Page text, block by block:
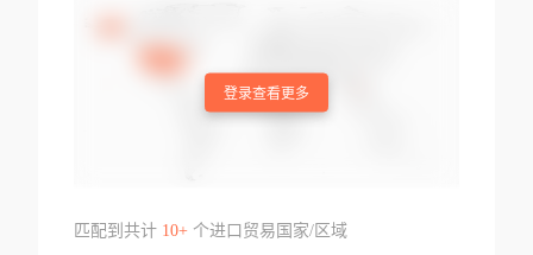
登录查看更多
匹配到共计 10+个进口贸易国家/区域